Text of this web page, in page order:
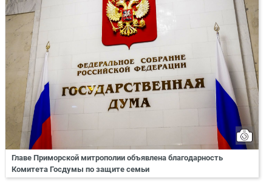
Главе Приморской митрополии объявлена благодарность
Комитета Госдумы по защите семьи